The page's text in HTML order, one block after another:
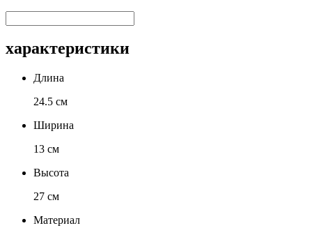
характеристики
Длина
24.5 см
Ширина
13 см
Высота
27 см
Материал